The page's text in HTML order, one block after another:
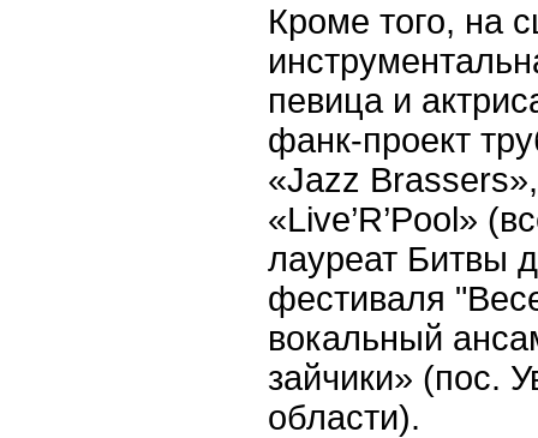
Кроме того, на
певица и
фанк-проект
«Jazz
«Live’R’Pool»
лауреат Битвы
фестиваля
вокальный
зайчики» (пос.
области).